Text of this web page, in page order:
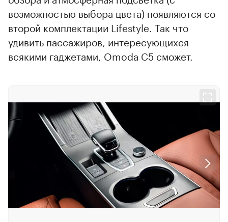
возможностью выбора цвета) появляются со
второй комплектации Lifestyle. Так что
удивить пассажиров, интересующихся
всякими гаджетами, Omoda C5 сможет.